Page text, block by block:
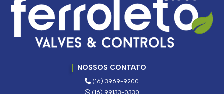
NOSSOS CONTATO
(16) 3969-9200